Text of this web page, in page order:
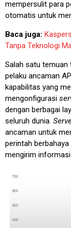
mempersulit para
otomatis untuk
Baca juga:
Tanpa Teknologi
Salah satu temuan
pelaku ancaman
kapabilitas yang
mengonfigurasi
dengan berbagai
seluruh dunia.
ancaman untuk
perintah
mengirim